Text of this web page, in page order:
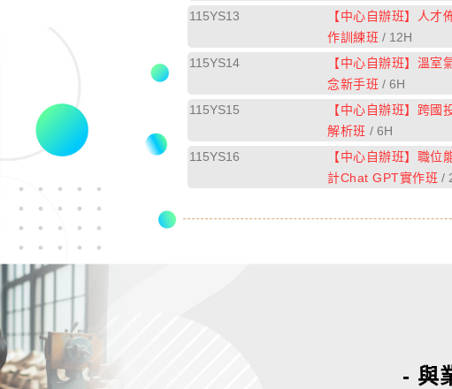
115YS13
【中心自辦班】人才
作訓練班 / 12H
115YS14
【中心自辦班】溫室
念新手班 / 6H
115YS15
【中心自辦班】跨國
解析班 / 6H
115YS16
【中心自辦班】職位
計Chat GPT實作班 /
- 與